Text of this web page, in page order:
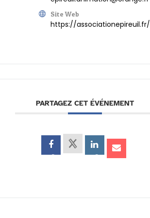
Site Web
https://associationepireuil.fr/
PARTAGEZ CET ÉVÉNEMENT